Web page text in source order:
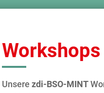
Unserezdi-BSO-MINT